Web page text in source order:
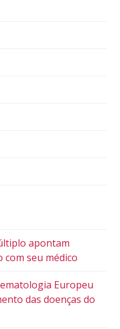
apontam
com seu médico
Europeu
das doenças do